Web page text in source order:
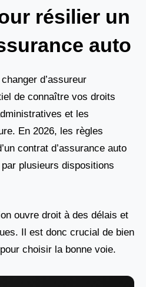
résilier un
auto
d’assureur
de connaître vos droits
et les
En 2026, les règles
contrat d’assurance auto
plusieurs dispositions
ouvre droit à des délais et
Il est donc crucial de bien
choisir la bonne voie.